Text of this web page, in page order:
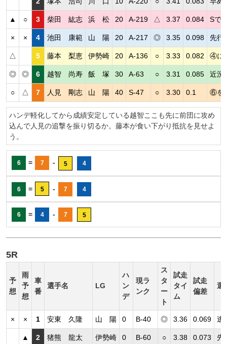
▲ ○ 3 柴田 紘志 浜 松 20 A-219 △ 3.37 0.084 Sで
× × 4 池田 康範 山 陽 20 A-217 ◎ 3.35 0.098 先行
△ 5 藤本 梨恵 伊勢崎 20 A-136 ○ 3.33 0.082 ④に
◎ ◎ 6 越智 尚寿 飯 塚 30 A-63 ○ 3.31 0.085 近況
○ △ 7 人見 剛志 山 陽 40 S-47 ○ 3.30 0.1 ⑥を
ハンデ軽化してから成績安定している越智ここも先に前団に攻め
込んで人見の追撃を振り切るか。藤本が食い下がり抵抗を見せよ
う。
6 = 7 - 5 4
6 = 5 - 7 4
6 = 4 - 7 5
5R
予
想
雨
予
想
車
番
選手名 LG
ハ
ン
デ
現ラ
ンク
ス
タ
ー
ト
試走
タイ
ム
試走
偏差
選
× × 1 安東 久隆 山 陽 0 B-40 ◎ 3.36 0.069 逃
▲ 2 猪熊 龍太 伊勢崎 0 B-60 ○ 3.38 0.073 先